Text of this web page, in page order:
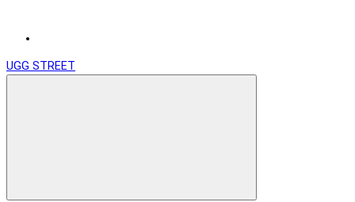
UGG STREET